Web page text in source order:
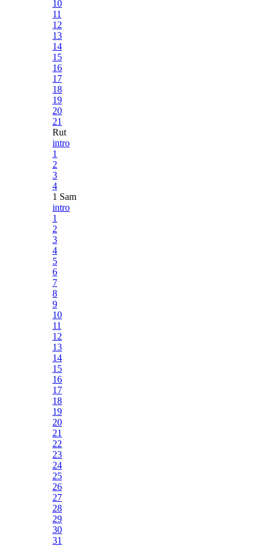
10
11
12
13
14
15
16
17
18
19
20
21
Rut
intro
1
2
3
4
1 Sam
intro
1
2
3
4
5
6
7
8
9
10
11
12
13
14
15
16
17
18
19
20
21
22
23
24
25
26
27
28
29
30
31